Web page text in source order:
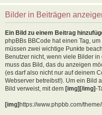
Bilder in Beiträgen
Ein Bild zu einem Beitrag
phpBBs BBCode hat einen Tag,
müssen zwei wichtige Punkte
Benutzer nicht, wenn viele Bilder
muss das Bild, das du anzeigen
(es darf also nicht nur auf deinem
Webserver betreibst!). Um ein Bild
Bild verweist, mit dem [img][/img]-
[img]https://www.phpbb.com/